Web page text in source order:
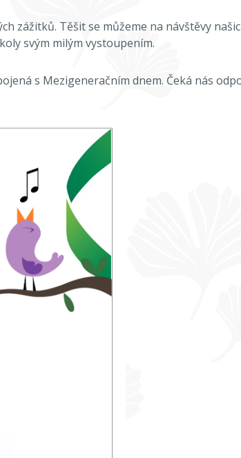
zážitků. Těšit se můžeme na návštěvy
svým milým vystoupením.
s Mezigeneračním dnem. Čeká nás